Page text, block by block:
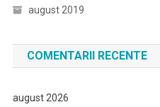
august 2019
COMENTARII RECENTE
august 2026